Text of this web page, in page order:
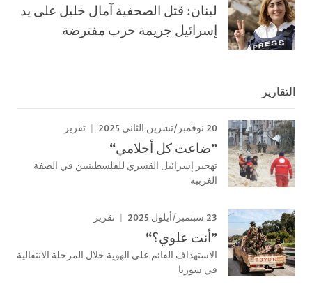
لبنان: قتل الصحفية آمال خليل على يد
إسرائيل جريمة حرب مفترضة
التقارير
20 نوفمبر/تشرين الثاني 2025 تقرير
”ضاعت كل أحلامي“
تهجير إسرائيل القسري للفلسطينيين في الضفة
الغربية
23 سبتمبر/أيلول 2025 تقرير
”أنت علوي؟“
الاستهداف القائم على الهوية خلال المرحلة الانتقالية
في سوريا